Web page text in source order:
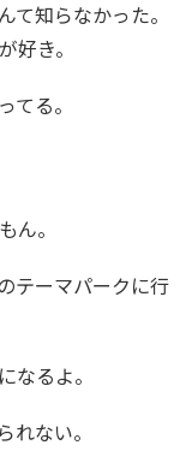
て知らなかった。
好き。
る。
ん。
テーマパークに行
なるよ。
れない。